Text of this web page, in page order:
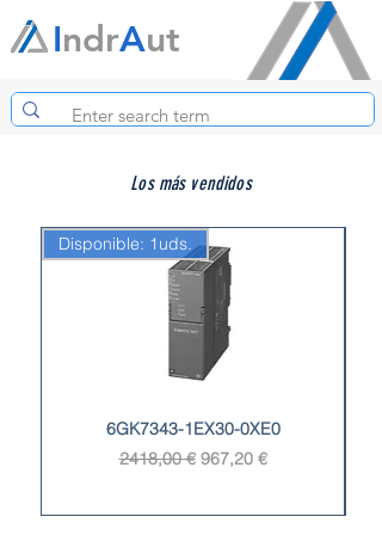
IndrAut
Los más vendidos
Disponible: 1uds.
6GK7343-1EX30-0XE0
Precio
2418,00 € Precio de oferta
967,20 €